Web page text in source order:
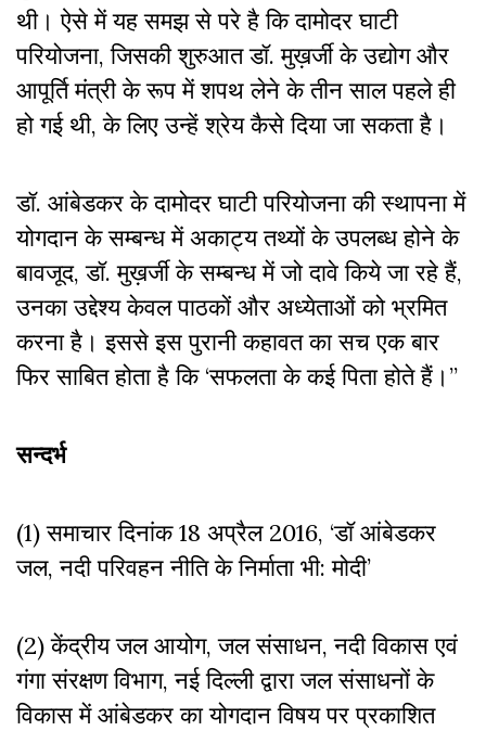
थी। ऐसे में यह समझ से परे है कि दामोदर घाटी
परियोजना, जिसकी शुरुआत डॉ. मुख़र्जी के उद्योग और
आपूर्ति मंत्री के रूप में शपथ लेने के तीन साल पहले ही
हो गई थी, के लिए उन्हें श्रेय कैसे दिया जा सकता है।
डॉ. आंबेडकर के दामोदर घाटी परियोजना की स्थापना में
योगदान के सम्बन्ध में अकाट्य तथ्यों के उपलब्ध होने के
बावजूद, डॉ. मुख़र्जी के सम्बन्ध में जो दावे किये जा रहे हैं,
उनका उद्देश्य केवल पाठकों और अध्येताओं को भ्रमित
करना है। इससे इस पुरानी कहावत का सच एक बार
फिर साबित होता है कि ‘सफलता के कई पिता होते हैं।”
सन्दर्भ
(1) समाचार दिनांक 18 अप्रैल 2016, ‘डॉ आंबेडकर
जल, नदी परिवहन नीति के निर्माता भी: मोदी’
(2) केंद्रीय जल आयोग, जल संसाधन, नदी विकास एवं
गंगा संरक्षण विभाग, नई दिल्ली द्वारा जल संसाधनों के
विकास में आंबेडकर का योगदान विषय पर प्रकाशित